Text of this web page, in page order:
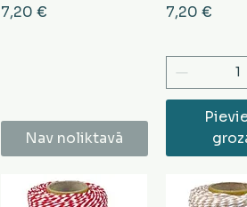
Cena
7,20 €
Nav noliktavā
Cena
7,20 €